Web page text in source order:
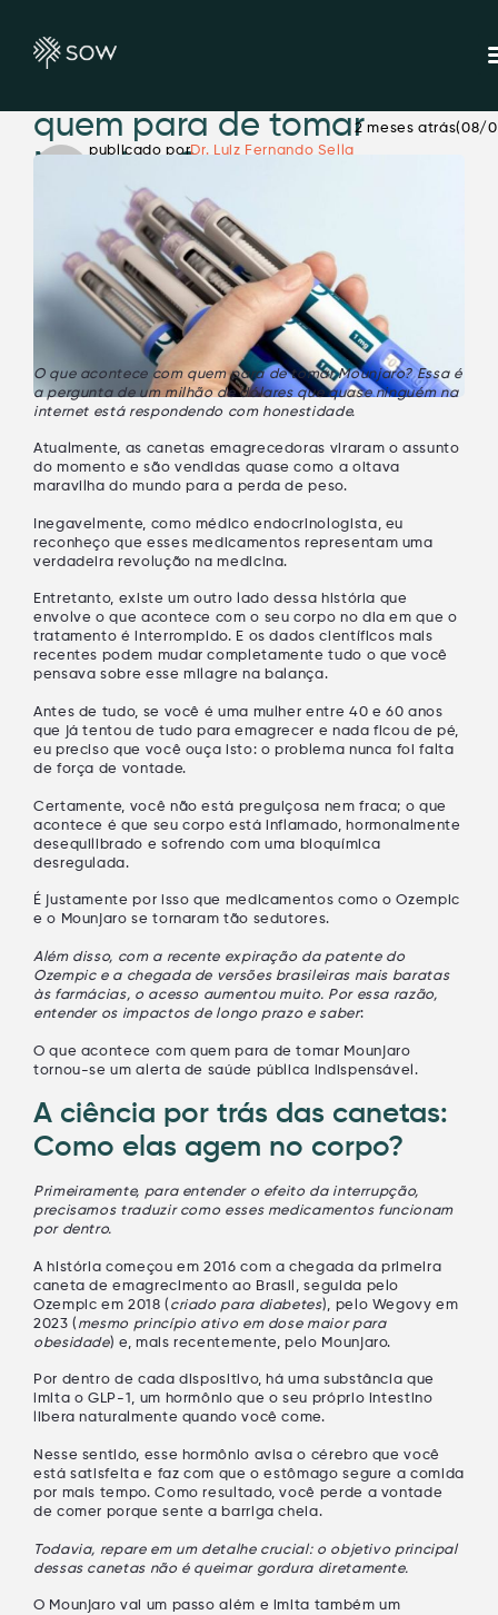
quem para de tomar
Mounjaro?
publicado porDr. Luiz Fernando Sella
2 meses atrás(08/
O que acontece com quem para de tomar Mounjaro?Essa é
a pergunta de um milhão de dólares que quase ninguém na
internet está respondendo com honestidade.
Atualmente, as canetas emagrecedoras viraram o assunto
do momento e são vendidas quase como a oitava
maravilha do mundo para a perda de peso.
Inegavelmente, como médico endocrinologista, eu
reconheço que esses medicamentos representam uma
verdadeira revolução na medicina.
Entretanto, existe um outro lado dessa história que
envolve o que acontece com o seu corpo no dia em que o
tratamento é interrompido. E os dados científicos mais
recentes podem mudar completamente tudo o que você
pensava sobre esse milagre na balança.
Antes de tudo, se você é uma mulher entre 40 e 60 anos
que já tentou de tudo para emagrecer e nada ficou de pé,
eu preciso que você ouça isto: o problema nunca foi falta
de força de vontade.
Certamente, você não está preguiçosa nem fraca; o que
acontece é que seu corpo está inflamado, hormonalmente
desequilibrado e sofrendo com uma bioquímica
desregulada.
É justamente por isso que medicamentos como o Ozempic
e o Mounjaro se tornaram tão sedutores.
Além disso, com a recente expiração da patente do
Ozempic e a chegada de versões brasileiras mais baratas
às farmácias, o acesso aumentou muito. Por essa razão,
entender os impactos de longo prazo e saber:
O que acontece com quem para de tomar Mounjaro
tornou-se um alerta de saúde pública indispensável.
A ciência por trás das canetas:
Como elas agem no corpo?
Primeiramente, para entender o efeito da interrupção,
precisamos traduzir como esses medicamentos funcionam
por dentro.
A história começou em 2016 com a chegada da primeira
caneta de emagrecimento ao Brasil, seguida pelo
Ozempic em 2018 ( criado para diabetes), pelo Wegovy em
2023 ( mesmo princípio ativo em dose maior para
obesidade) e, mais recentemente, pelo Mounjaro.
Por dentro de cada dispositivo, há uma substância que
imita o GLP-1, um hormônio que o seu próprio intestino
libera naturalmente quando você come.
Nesse sentido, esse hormônio avisa o cérebro que você
está satisfeita e faz com que o estômago segure a comida
por mais tempo. Como resultado, você perde a vontade
de comer porque sente a barriga cheia.
Todavia, repare em um detalhe crucial: o objetivo principal
dessas canetas não é queimar gordura diretamente.
O Mounjaro vai um passo além e imita também um